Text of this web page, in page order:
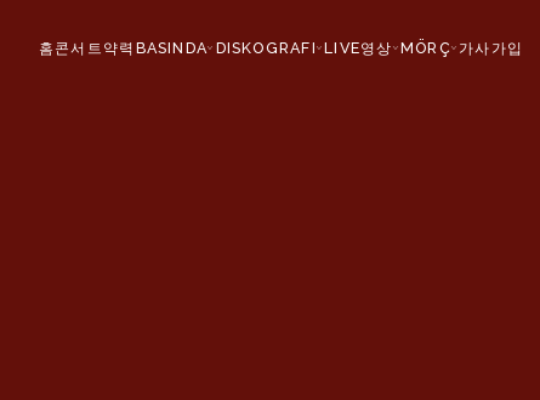
홈 콘서트 약력 BASINDA›DISKOGRAFI›LIVE영상›MÖRÇ›가사 가입